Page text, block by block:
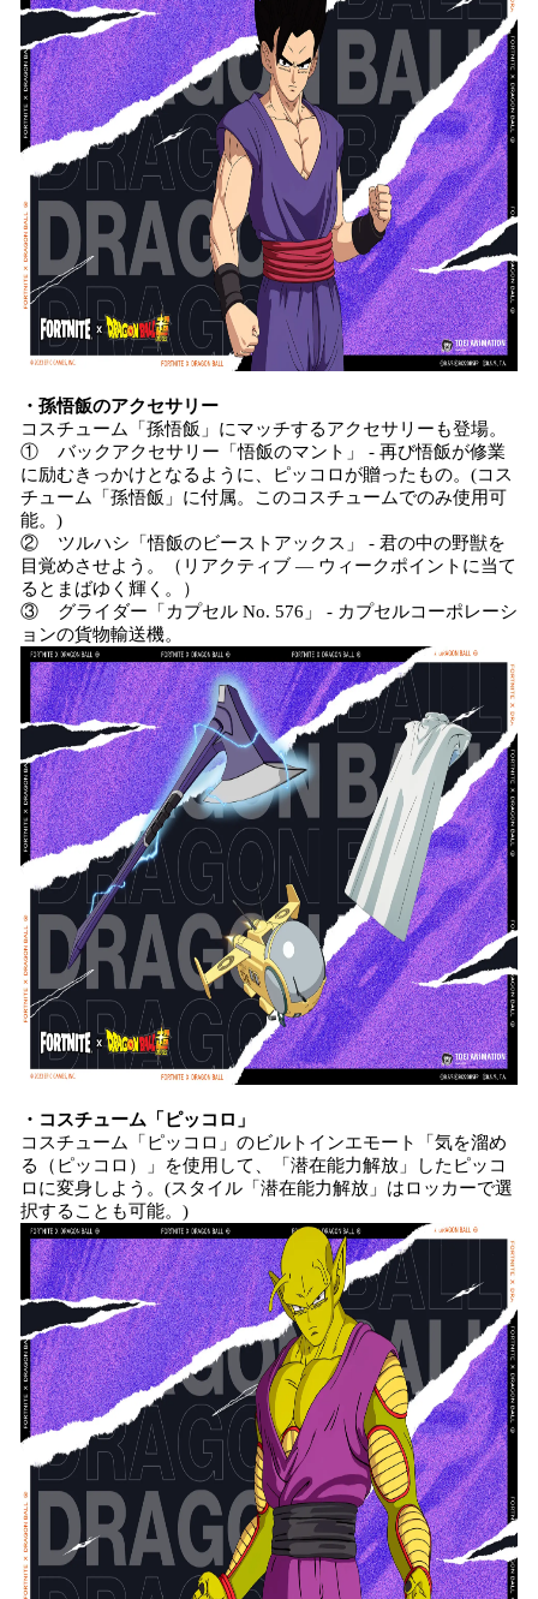
・孫悟飯のアクセサリー
コスチューム「孫悟飯」にマッチするアクセサリーも登場。
① バックアクセサリー「悟飯のマント」 - 再び悟飯が修業
に励むきっかけとなるように、ピッコロが贈ったもの。(コス
チューム「孫悟飯」に付属。このコスチュームでのみ使用可
能。)
② ツルハシ「悟飯のビーストアックス」 - 君の中の野獣を
目覚めさせよう。（リアクティブ — ウィークポイントに当て
るとまばゆく輝く。）
③ グライダー「カプセル No. 576」 - カプセルコーポレーシ
ョンの貨物輸送機。
・コスチューム「ピッコロ」
コスチューム「ピッコロ」のビルトインエモート「気を溜め
る（ピッコロ）」を使用して、「潜在能力解放」したピッコ
ロに変身しよう。(スタイル「潜在能力解放」はロッカーで選
択することも可能。)